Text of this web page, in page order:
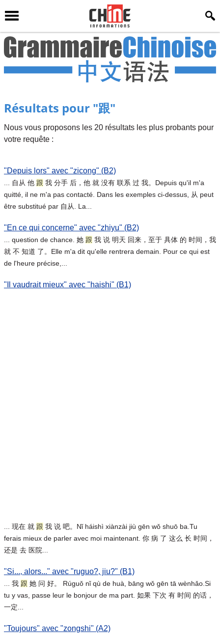
Résultats pour "跟"
Nous vous proposons les 20 résultats les plus probants pour
votre requête :
"Depuis lors" avec "zicong" (B2)
... 自从 他 跟 我 分手 后，他 就 没有 联系 过 我。Depuis qu'il m'a
quitté, il ne m'a pas contacté. Dans les exemples ci-dessus, 从 peut
être substitué par 自从. La...
"En ce qui concerne" avec "zhiyu" (B2)
... question de chance. 她 跟 我 说 明天 回来，至于 具体 的 时间，我
就 不 知道 了。Elle m'a dit qu'elle rentrera demain. Pour ce qui est
de l'heure précise,...
"Il vaudrait mieux" avec "haishi" (B1)
... 现在 就 跟 我 说 吧。Nǐ háishì xiànzài jiù gēn wǒ shuō ba.Tu
ferais mieux de parler avec moi maintenant. 你 病 了 这么 长 时间，
还是 去 医院...
"Si..., alors..." avec "ruguo?, jiu?" (B1)
... 我 跟 她 问 好。 Rúguǒ nǐ qù de huà, bāng wǒ gēn tā wènhǎo.Si
tu y vas, passe leur le bonjour de ma part. 如果 下次 有 时间 的话，
一定...
"Toujours" avec "zongshi" (A2)